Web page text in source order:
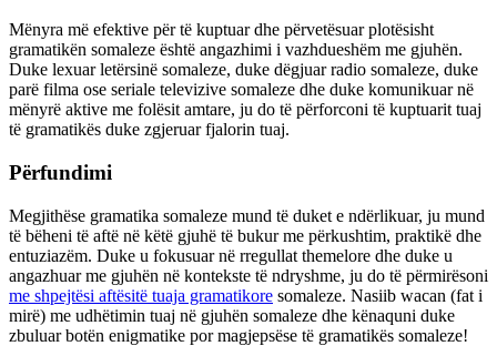
Mënyra më efektive për të kuptuar dhe përvetësuar plotësisht
gramatikën somaleze është angazhimi i vazhdueshëm me gjuhën.
Duke lexuar letërsinë somaleze, duke dëgjuar radio somaleze, duke
parë filma ose seriale televizive somaleze dhe duke komunikuar në
mënyrë aktive me folësit amtare, ju do të përforconi të kuptuarit tuaj
të gramatikës duke zgjeruar fjalorin tuaj.
Përfundimi
Megjithëse gramatika somaleze mund të duket e ndërlikuar, ju mund
të bëheni të aftë në këtë gjuhë të bukur me përkushtim, praktikë dhe
entuziazëm. Duke u fokusuar në rregullat themelore dhe duke u
angazhuar me gjuhën në kontekste të ndryshme, ju do të përmirësoni
me shpejtësi aftësitë tuaja gramatikore somaleze. Nasiib wacan (fat i
mirë) me udhëtimin tuaj në gjuhën somaleze dhe kënaquni duke
zbuluar botën enigmatike por magjepsëse të gramatikës somaleze!